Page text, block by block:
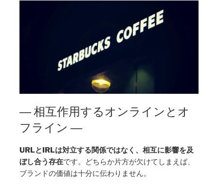
― 相互作用するオンラインとオ
フライン ―
URLとIRLは対立する関係ではなく、相互に影響を及
ぼし合う存在です。どちらか片方が欠けてしまえば、
ブランドの価値は十分に伝わりません。